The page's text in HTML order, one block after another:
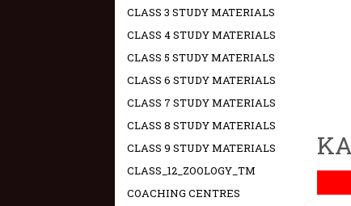
CLASS 3 STUDY MATERIALS
CLASS 4 STUDY MATERIALS
CLASS 5 STUDY MATERIALS
CLASS 6 STUDY MATERIALS
CLASS 7 STUDY MATERIALS
CLASS 8 STUDY MATERIALS
CLASS 9 STUDY MATERIALS
CLASS_12_ZOOLOGY_TM
COACHING CENTRES